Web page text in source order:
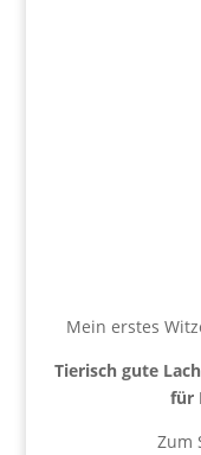
Mein erstes
Tierisch gute
für
Zum